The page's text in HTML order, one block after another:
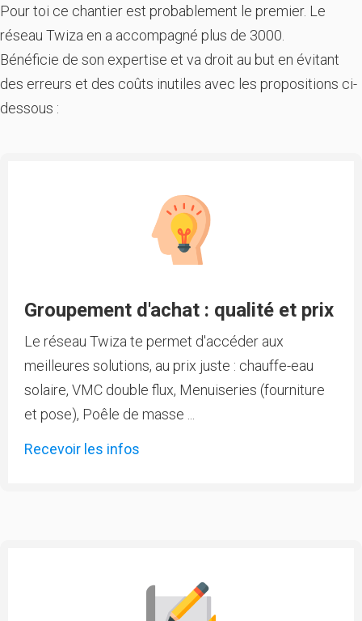
Pour toi ce chantier est probablement le premier. Le
réseau Twiza en a accompagné plus de 3000.
Bénéficie de son expertise et va droit au but en évitant
des erreurs et des coûts inutiles avec les propositions ci-
dessous :
Groupement d'achat : qualité et prix
Le réseau Twiza te permet d'accéder aux
meilleures solutions, au prix juste : chauffe-eau
solaire, VMC double flux, Menuiseries (fourniture
et pose), Poêle de masse ...
Recevoir les infos